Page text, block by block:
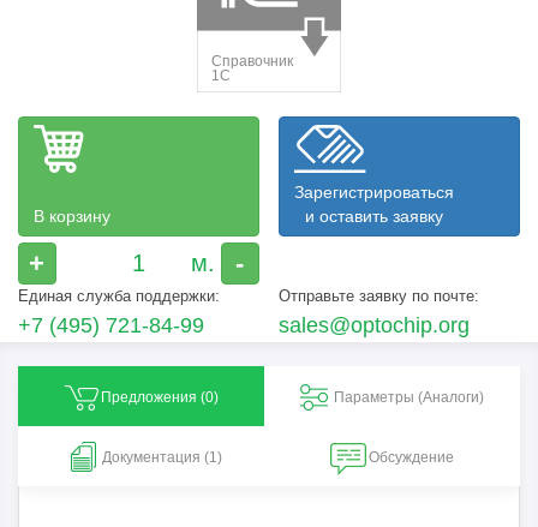
В корзину
+ -
Зарегистрироваться
и оставить заявку
Единая служба поддержки:
+7 (495) 721-84-99
Отправьте заявку по почте:
sales@optochip.org
Предложения (0) Параметры (Aналоги)
Документация (1) Обсуждение